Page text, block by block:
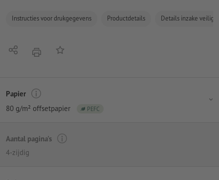
Instructies voor drukgegevens Productdetails Details inzake
Delen afdrukkenOp de lijst
Papier
80 g/m² offsetpapier
PEFC
Aantal pagina's
4-zijdig